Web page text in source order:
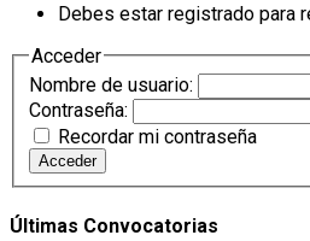
Debes estar registrado para
Acceder
Nombre de usuario:
Contraseña:
Recordar mi contraseña
Acceder
Últimas Convocatorias